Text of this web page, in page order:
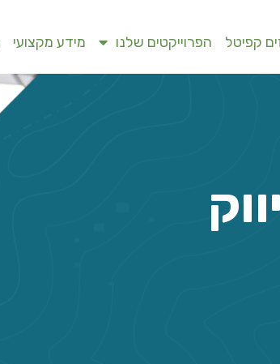
קפיטל הפרוייקטים שלנו מידע מקצועי